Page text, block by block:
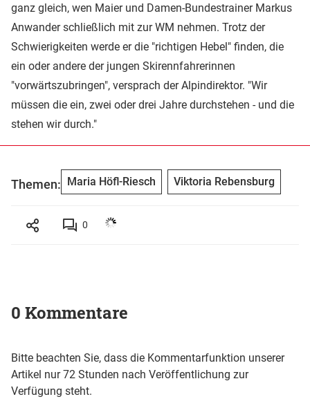
ganz gleich, wen Maier und Damen-Bundestrainer Markus
Anwander schließlich mit zur WM nehmen. Trotz der
Schwierigkeiten werde er die "richtigen Hebel" finden, die
ein oder andere der jungen Skirennfahrerinnen
"vorwärtszubringen", versprach der Alpindirektor. "Wir
müssen die ein, zwei oder drei Jahre durchstehen - und die
stehen wir durch."
Themen: Maria Höfl-Riesch Viktoria Rebensburg
0
0 Kommentare
Bitte beachten Sie, dass die Kommentarfunktion unserer
Artikel nur 72 Stunden nach Veröffentlichung zur
Verfügung steht.